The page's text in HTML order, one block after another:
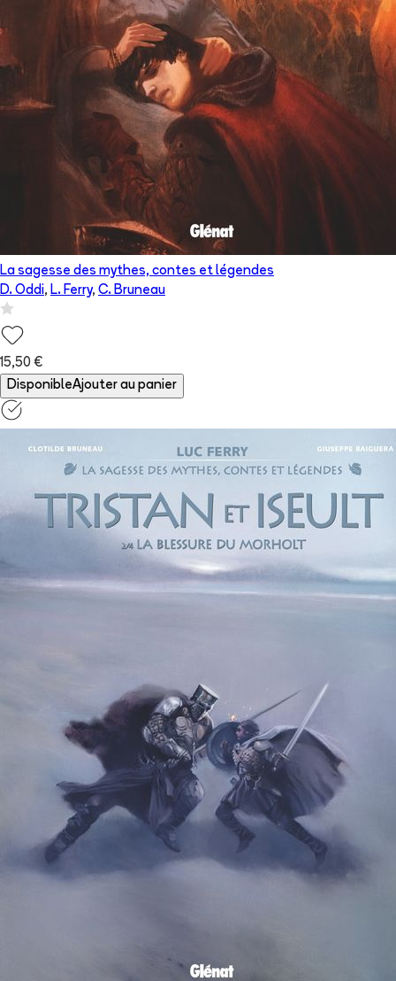
La sagesse des mythes, contes et légendes
D. Oddi, L. Ferry, C. Bruneau
15,50 €
DisponibleAjouter au panier